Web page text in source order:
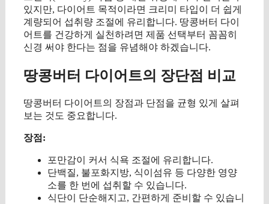
있지만, 다이어트 목적이라면 크리미 타입이 더 쉽게
계량되어 섭취량 조절에 유리합니다. 땅콩버터 다이
어트를 건강하게 실천하려면 제품 선택부터 꼼꼼히
신경 써야 한다는 점을 유념해야 하겠습니다.
땅콩버터 다이어트의 장단점 비교
땅콩버터 다이어트의 장점과 단점을 균형 있게 살펴
보는 것도 중요합니다.
장점:
포만감이 커서 식욕 조절에 유리합니다.
단백질, 불포화지방, 식이섬유 등 다양한 영양
소를 한 번에 섭취할 수 있습니다.
식단이 단순해지고, 간편하게 준비할 수 있습니